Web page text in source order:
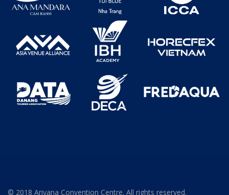
© 2018 Ariyana Convention Centre. All rights reserved.